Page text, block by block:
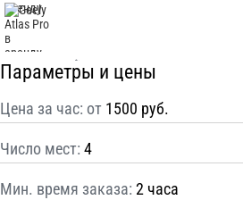
Параметры и цены
Цена за час: от 1500 руб.
Число мест: 4
Мин. время заказа: 2 часа